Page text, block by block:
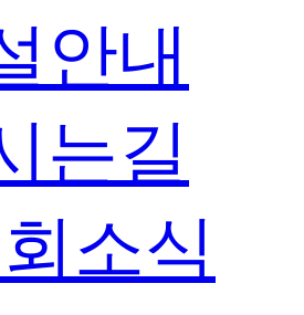
안내
는길
소식